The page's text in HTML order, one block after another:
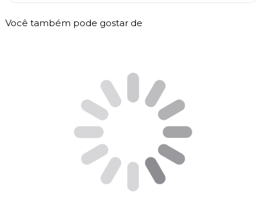
Você também pode gostar de